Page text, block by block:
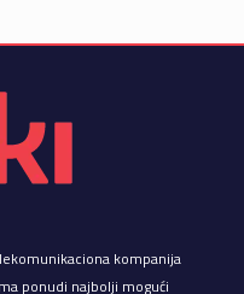
kompanija
ponudi najbolji mogući